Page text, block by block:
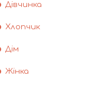
Дівчинка
Хлопчик
Дім
Жінка